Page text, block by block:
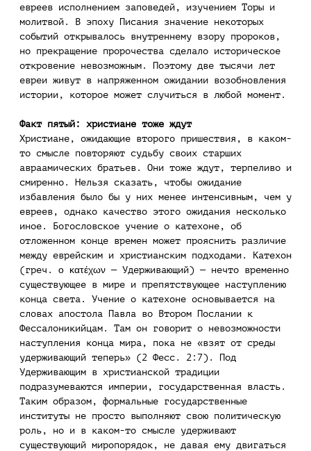
евреев исполнением заповедей, изучением Торы и
молитвой. В эпоху Писания значение некоторых
событий открывалось внутреннему взору пророков,
но прекращение пророчества сделало историческое
откровение невозможным. Поэтому две тысячи лет
евреи живут в напряженном ожидании возобновления
истории, которое может случиться в любой момент.
Факт пятый: христиане тоже ждут
Христиане, ожидающие второго пришествия, в каком-
то смысле повторяют судьбу своих старших
авраамических братьев. Они тоже ждут, терпеливо и
смиренно. Нельзя сказать, чтобы ожидание
избавления было бы у них менее интенсивным, чем у
евреев, однако качество этого ожидания несколько
иное. Богословское учение о катехоне, об
отложенном конце времен может прояснить различие
между еврейским и христианским подходами. Катехон
(греч. ο κατέχων — Удерживающий) — нечто временно
существующее в мире и препятствующее наступлению
конца света. Учение о катехоне основывается на
словах апостола Павла во Втором Послании к
Фессалоникийцам. Там он говорит о невозможности
наступления конца мира, пока не «взят от среды
удерживающий теперь» (2 Фесс. 2:7). Под
Удерживающим в христианской традиции
подразумеваются империи, государственная власть.
Таким образом, формальные государственные
институты не просто выполняют свою политическую
роль, но и в каком-то смысле удерживают
существующий миропорядок, не давая ему двигаться